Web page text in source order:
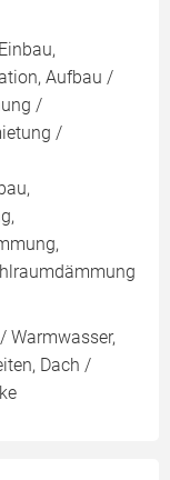
Aufbau /
/
/
Warmwasser,
Dach /